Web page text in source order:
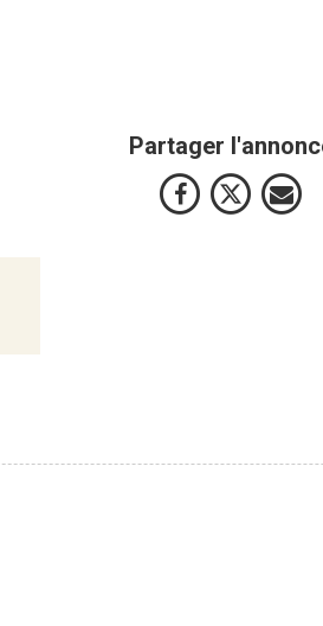
Partager